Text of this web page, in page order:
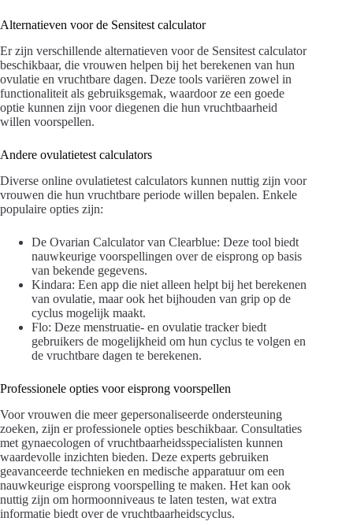
Alternatieven voor de Sensitest calculator
Er zijn verschillende alternatieven voor de Sensitest calculator
beschikbaar, die vrouwen helpen bij het berekenen van hun
ovulatie en vruchtbare dagen. Deze tools variëren zowel in
functionaliteit als gebruiksgemak, waardoor ze een goede
optie kunnen zijn voor diegenen die hun vruchtbaarheid
willen voorspellen.
Andere ovulatietest calculators
Diverse online ovulatietest calculators kunnen nuttig zijn voor
vrouwen die hun vruchtbare periode willen bepalen. Enkele
populaire opties zijn:
De Ovarian Calculator van Clearblue: Deze tool biedt
nauwkeurige voorspellingen over de eisprong op basis
van bekende gegevens.
Kindara: Een app die niet alleen helpt bij het berekenen
van ovulatie, maar ook het bijhouden van grip op de
cyclus mogelijk maakt.
Flo: Deze menstruatie- en ovulatie tracker biedt
gebruikers de mogelijkheid om hun cyclus te volgen en
de vruchtbare dagen te berekenen.
Professionele opties voor eisprong voorspellen
Voor vrouwen die meer gepersonaliseerde ondersteuning
zoeken, zijn er professionele opties beschikbaar. Consultaties
met gynaecologen of vruchtbaarheidsspecialisten kunnen
waardevolle inzichten bieden. Deze experts gebruiken
geavanceerde technieken en medische apparatuur om een
nauwkeurige eisprong voorspelling te maken. Het kan ook
nuttig zijn om hormoonniveaus te laten testen, wat extra
informatie biedt over de vruchtbaarheidscyclus.